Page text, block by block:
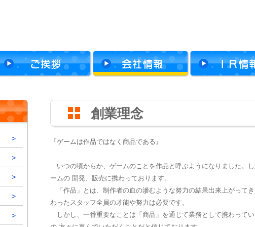
創業理念
『ゲームは作品ではなく商品である』
いつの頃からか、ゲームのことを作品と呼ぶようになりました。
ームの 開発、販売に携わっております。
「作品」とは、制作者の血の滲むような努力の結果出来上がって
わったスタッフ全員の才能や努力は必要です。
しかし、一番重要なことは「商品」を通じて業務として携わって